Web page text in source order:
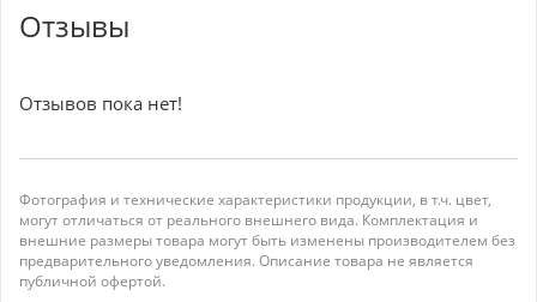
Отзывы
Отзывов пока нет!
Фотография и технические характеристики продукции, в т.ч. цвет,
могут отличаться от реального внешнего вида. Комплектация и
внешние размеры товара могут быть изменены производителем без
предварительного уведомления. Описание товара не является
публичной офертой.